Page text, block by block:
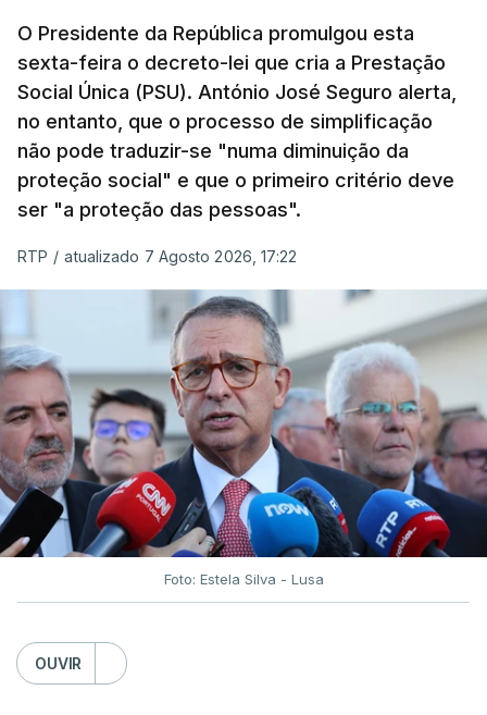
O Presidente da República promulgou esta
sexta-feira o decreto-lei que cria a Prestação
Social Única (PSU). António José Seguro alerta,
no entanto, que o processo de simplificação
não pode traduzir-se "numa diminuição da
proteção social" e que o primeiro critério deve
ser "a proteção das pessoas".
RTP / atualizado 7 Agosto 2026, 17:22
Foto: Estela Silva - Lusa
OUVIR